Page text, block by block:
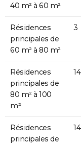
40 m² à 60 m²
Résidences
principales de
60 m² à 80 m²
3
Résidences
principales de
80 m² à 100
m²
14
Résidences
principales de
14